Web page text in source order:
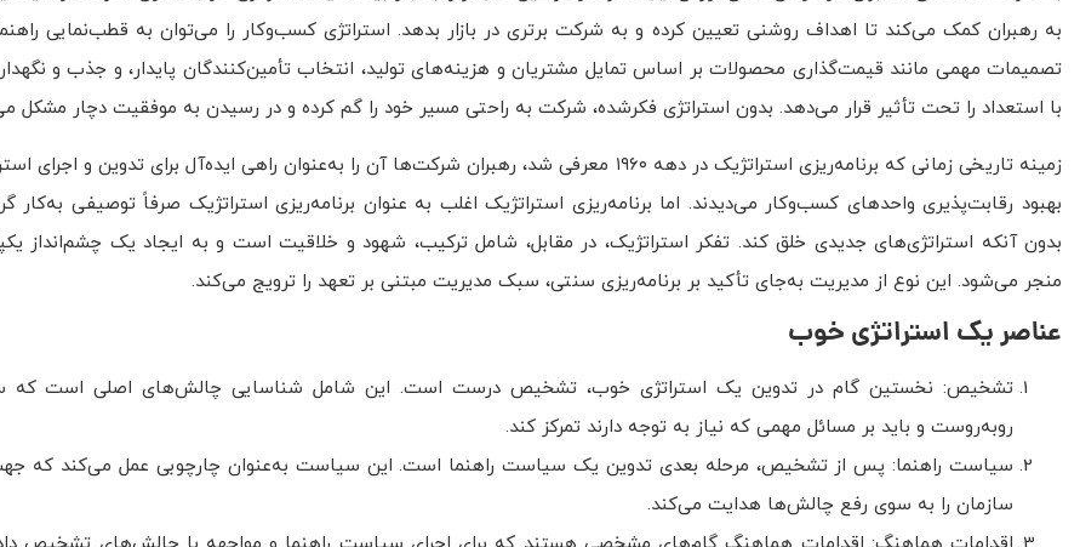
به رهبران کمک می‌کند تا اهداف روشنی تعیین کرده و به شرکت برتری در بازار بدهد. استراتژی کسب‌وکار را می‌توان به قطب‌نمایی
تصمیمات مهمی مانند قیمت‌گذاری محصولات بر اساس تمایل مشتریان و هزینه‌های تولید، انتخاب تأمین‌کنندگان پایدار، و جذب و
با استعداد را تحت تأثیر قرار می‌دهد. بدون استراتژی فکرشده، شرکت به راحتی مسیر خود را گم کرده و در رسیدن به موفقیت دچار مشکل
زمینه تاریخی زمانی که برنامه‌ریزی استراتژیک در دهه ۱۹۶۰ معرفی شد، رهبران شرکت‌ها آن را به‌عنوان راهی ایده‌آل برای تدوین و
بهبود رقابت‌پذیری واحدهای کسب‌وکار می‌دیدند. اما برنامه‌ریزی استراتژیک اغلب به عنوان برنامه‌ریزی استراتژیک صرفاً توصیفی
بدون آنکه استراتژی‌های جدیدی خلق کند. تفکر استراتژیک، در مقابل، شامل ترکیب، شهود و خلاقیت است و به ایجاد یک چشم‌انداز
منجر می‌شود. این نوع از مدیریت به‌جای تأکید بر برنامه‌ریزی سنتی، سبک مدیریت مبتنی بر تعهد را ترویج می‌کند.
عناصر یک استراتژی خوب
تشخیص: نخستین گام در تدوین یک استراتژی خوب، تشخیص درست است. این شامل شناسایی چالش‌های اصلی است که
روبه‌روست و باید بر مسائل مهمی که نیاز به توجه دارند تمرکز کند.
سیاست راهنما: پس از تشخیص، مرحله بعدی تدوین یک سیاست راهنما است. این سیاست به‌عنوان چارچوبی عمل می‌کند که
سازمان را به سوی رفع چالش‌ها هدایت می‌کند.